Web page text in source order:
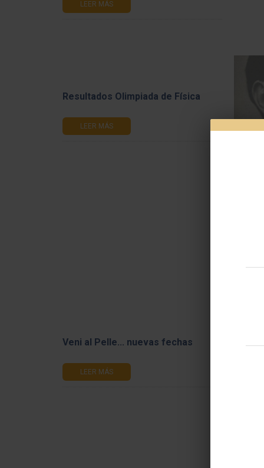
LEER MÁS
Resultados Olimpiada de Física
LEER MÁS
Veni al Pelle... nuevas fechas
LEER MÁS
Acta